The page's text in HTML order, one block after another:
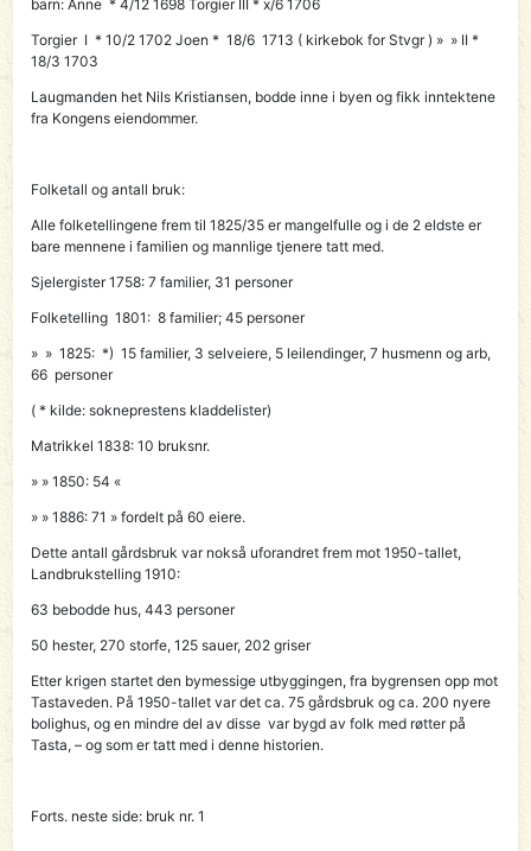
barn: Anne * 4/12 1698 Torgier III * x/6 1706
Torgier I * 10/2 1702 Joen * 18/6 1713 ( kirkebok for Stvgr ) » » II *
18/3 1703
Laugmanden het Nils Kristiansen, bodde inne i byen og fikk inntektene
fra Kongens eiendommer.
Folketall og antall bruk:
Alle folketellingene frem til 1825/35 er mangelfulle og i de 2 eldste er
bare mennene i familien og mannlige tjenere tatt med.
Sjelergister 1758: 7 familier, 31 personer
Folketelling 1801: 8 familier; 45 personer
» » 1825: *) 15 familier, 3 selveiere, 5 leilendinger, 7 husmenn og arb,
66 personer
( * kilde: sokneprestens kladdelister)
Matrikkel 1838: 10 bruksnr.
» » 1850: 54 «
» » 1886: 71 » fordelt på 60 eiere.
Dette antall gårdsbruk var nokså uforandret frem mot 1950-tallet,
Landbrukstelling 1910:
63 bebodde hus, 443 personer
50 hester, 270 storfe, 125 sauer, 202 griser
Etter krigen startet den bymessige utbyggingen, fra bygrensen opp mot
Tastaveden. På 1950-tallet var det ca. 75 gårdsbruk og ca. 200 nyere
bolighus, og en mindre del av disse var bygd av folk med røtter på
Tasta, – og som er tatt med i denne historien.
Forts. neste side: bruk nr. 1